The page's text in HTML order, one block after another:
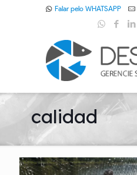
Falar pelo WHATSAPP
calidad